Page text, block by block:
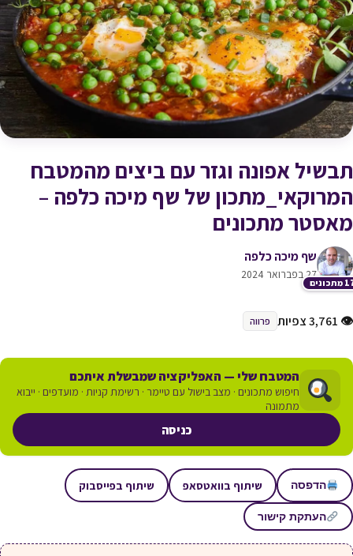
תבשיל אפונה וגזר עם ביצים מהמטבח
המרוקאי_מתכון של שף מיכה כלפה –
מאסטר מתכונים
שף מיכה כלפה
27 בפברואר 2024
👁 3,761 צפיות פרווה
המטבח שלי — האפליקציה שמבשלת איתכם
חיפוש מתכונים · מצב בישול עם טיימר · רשימת קניות · מועדפים · ייבוא
מתמונה
כניסה
הדפסה שיתוף בוואטסאפ שיתוף בפייסבוק
העתקת קישור